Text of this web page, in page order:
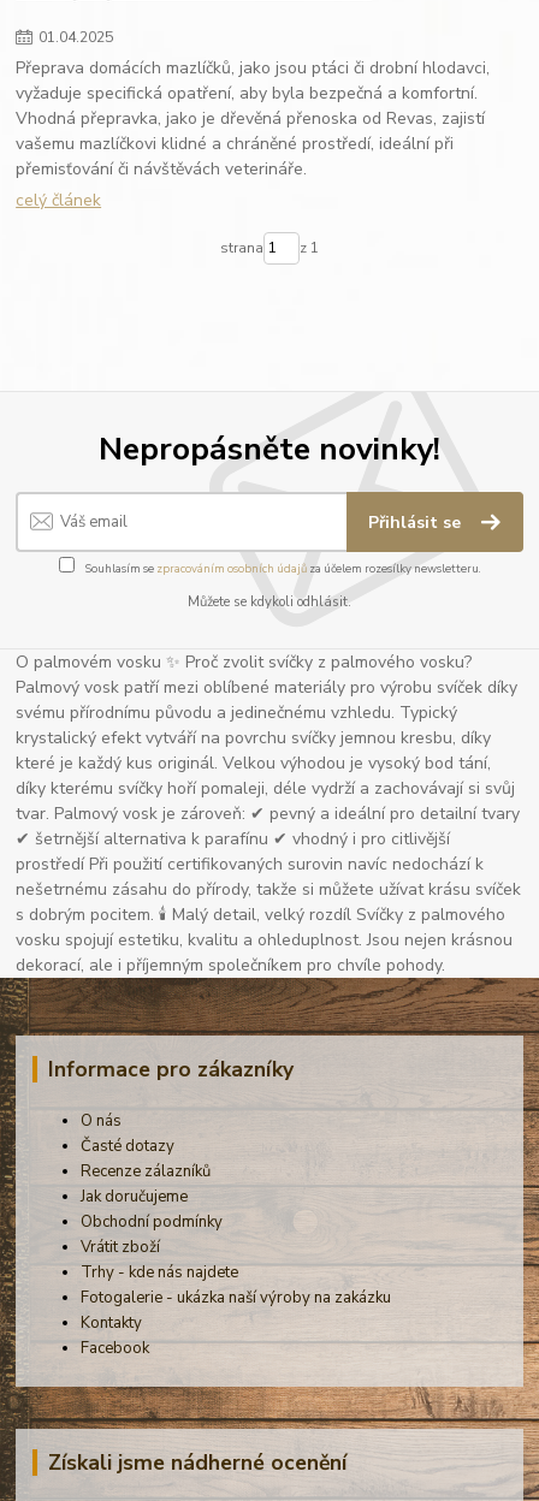
01.04.2025
Přeprava domácích mazlíčků, jako jsou ptáci či drobní hlodavci,
vyžaduje specifická opatření, aby byla bezpečná a komfortní.
Vhodná přepravka, jako je dřevěná přenoska od Revas, zajistí
vašemu mazlíčkovi klidné a chráněné prostředí, ideální při
přemisťování či návštěvách veterináře.
celý článek
strana z 1
Nepropásněte novinky!
Přihlásit se
Souhlasím se zpracováním osobních údajůza účelem rozesílky newsletteru.
Můžete se kdykoli odhlásit.
O palmovém vosku ✨ Proč zvolit svíčky z palmového vosku?
Palmový vosk patří mezi oblíbené materiály pro výrobu svíček díky
svému přírodnímu původu a jedinečnému vzhledu. Typický
krystalický efekt vytváří na povrchu svíčky jemnou kresbu, díky
které je každý kus originál. Velkou výhodou je vysoký bod tání,
díky kterému svíčky hoří pomaleji, déle vydrží a zachovávají si svůj
tvar. Palmový vosk je zároveň: ✔ pevný a ideální pro detailní tvary
✔ šetrnější alternativa k parafínu ✔ vhodný i pro citlivější
prostředí Při použití certifikovaných surovin navíc nedochází k
nešetrnému zásahu do přírody, takže si můžete užívat krásu svíček
s dobrým pocitem. 🕯 Malý detail, velký rozdíl Svíčky z palmového
vosku spojují estetiku, kvalitu a ohleduplnost. Jsou nejen krásnou
dekorací, ale i příjemným společníkem pro chvíle pohody.
Informace pro zákazníky
O nás
Časté dotazy
Recenze zálazníků
Jak doručujeme
Obchodní podmínky
Vrátit zboží
Trhy - kde nás najdete
Fotogalerie - ukázka naší výroby na zakázku
Kontakty
Facebook
Získali jsme nádherné ocenění